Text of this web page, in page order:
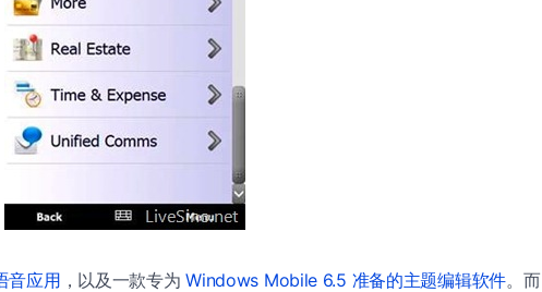
音应用 ，以及一款专为Windows Mobile 6.5 准备的主题编辑软件。而